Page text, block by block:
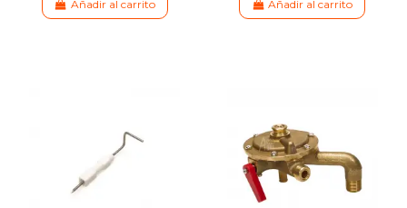
Añadir al carrito Añadir al carrito